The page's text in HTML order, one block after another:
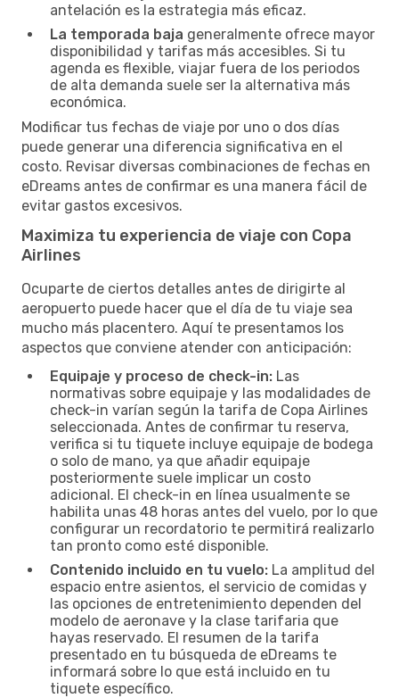
antelación es la estrategia más eficaz.
La temporada baja generalmente ofrece mayor
disponibilidad y tarifas más accesibles. Si tu
agenda es flexible, viajar fuera de los periodos
de alta demanda suele ser la alternativa más
económica.
Modificar tus fechas de viaje por uno o dos días
puede generar una diferencia significativa en el
costo. Revisar diversas combinaciones de fechas en
eDreams antes de confirmar es una manera fácil de
evitar gastos excesivos.
Maximiza tu experiencia de viaje con Copa
Airlines
Ocuparte de ciertos detalles antes de dirigirte al
aeropuerto puede hacer que el día de tu viaje sea
mucho más placentero. Aquí te presentamos los
aspectos que conviene atender con anticipación:
Equipaje y proceso de check-in: Las
normativas sobre equipaje y las modalidades de
check-in varían según la tarifa de Copa Airlines
seleccionada. Antes de confirmar tu reserva,
verifica si tu tiquete incluye equipaje de bodega
o solo de mano, ya que añadir equipaje
posteriormente suele implicar un costo
adicional. El check-in en línea usualmente se
habilita unas 48 horas antes del vuelo, por lo que
configurar un recordatorio te permitirá realizarlo
tan pronto como esté disponible.
Contenido incluido en tu vuelo: La amplitud del
espacio entre asientos, el servicio de comidas y
las opciones de entretenimiento dependen del
modelo de aeronave y la clase tarifaria que
hayas reservado. El resumen de la tarifa
presentado en tu búsqueda de eDreams te
informará sobre lo que está incluido en tu
tiquete específico.